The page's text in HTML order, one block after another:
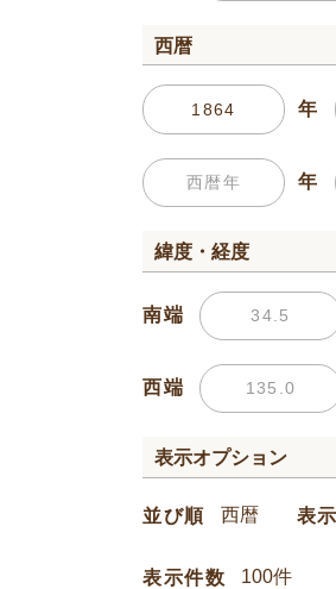
西暦
年
年
緯度・経度
南端
西端
表示オプション
並び順 表
表示件数